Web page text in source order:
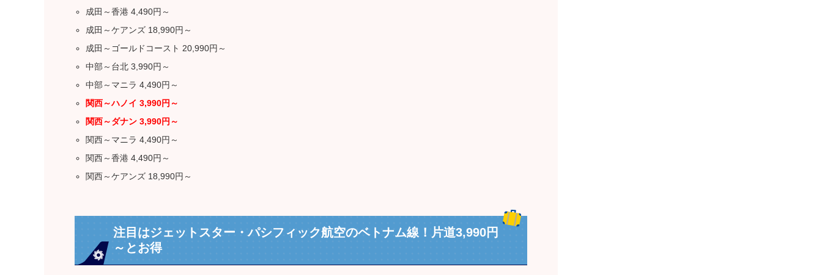
成田～香港 4,490円～
成田～ケアンズ 18,990円～
成田～ゴールドコースト 20,990円～
中部～台北 3,990円～
中部～マニラ 4,490円～
関西～ハノイ 3,990円～
関西～ダナン 3,990円～
関西～マニラ 4,490円～
関西～香港 4,490円～
関西～ケアンズ 18,990円～
注目はジェットスター・パシフィック航空のベトナム線！片道3,990円
～とお得